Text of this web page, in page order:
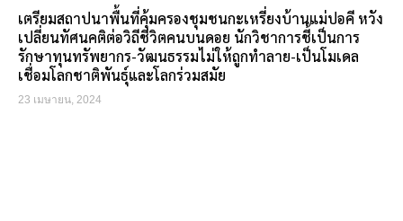
เตรียมสถาปนาพื้นที่คุ้มครองชุมชนกะเหรี่ยงบ้านแม่ปอคี หวัง
เปลี่ยนทัศนคติต่อวิถีชีวิตคนบนดอย นักวิชาการชี้เป็นการ
รักษาทุนทรัพยากร-วัฒนธรรมไม่ให้ถูกทำลาย-เป็นโมเดล
เชื่อมโลกชาติพันธุ์และโลกร่วมสมัย
23 เมษายน, 2024